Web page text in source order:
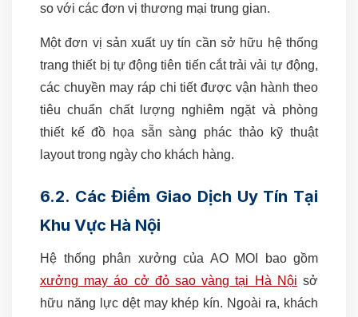
so với các đơn vị thương mại trung gian.
Một đơn vị sản xuất uy tín cần sở hữu hệ thống
trang thiết bị tự động tiên tiến cắt trải vải tự động,
các chuyền may ráp chi tiết được vận hành theo
tiêu chuẩn chất lượng nghiêm ngặt và phòng
thiết kế đồ họa sẵn sàng phác thảo kỹ thuật
layout trong ngày cho khách hàng.
6.2. Các Điểm Giao Dịch Uy Tín Tại
Khu Vực Hà Nội
Hệ thống phân xưởng của AO MOI bao gồm
xưởng may áo cở đỏ sao vàng tại Hà Nội sở
hữu năng lực dệt may khép kín. Ngoài ra, khách